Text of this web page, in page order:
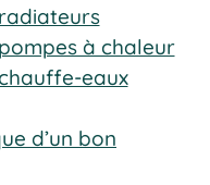
à chaleur
eaux
d’un bon